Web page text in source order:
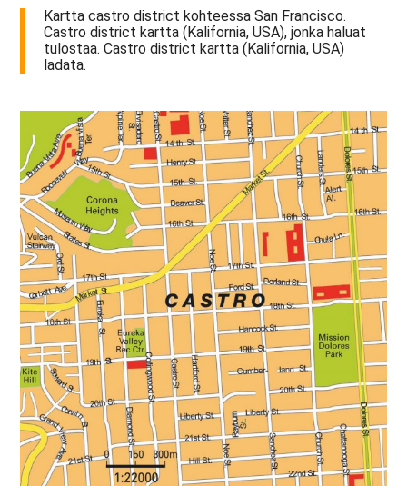
Kartta castro district kohteessa San Francisco.
Castro district kartta (Kalifornia, USA), jonka haluat
tulostaa. Castro district kartta (Kalifornia, USA)
ladata.